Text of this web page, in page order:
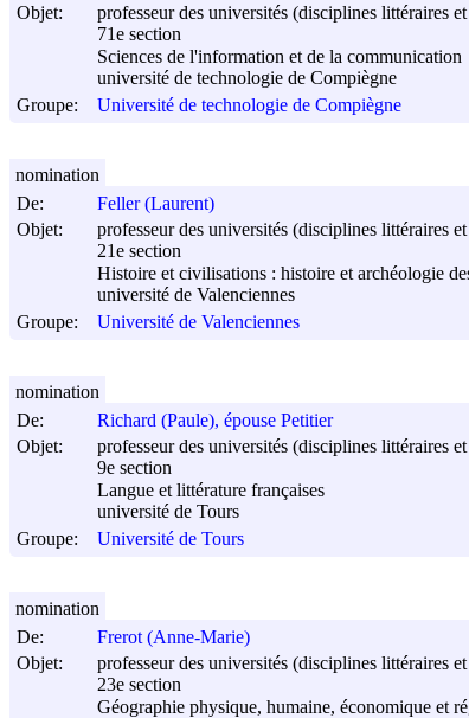
Objet:
professeur des universités (disciplines littéraires
71e section
Sciences de l'information et de la communication
université de technologie de Compiègne
Groupe:
Université de technologie de Compiègne
De:
Feller (Laurent)
Objet:
professeur des universités (disciplines littéraires
21e section
Histoire et civilisations : histoire et archéologie
université de Valenciennes
Groupe:
Université de Valenciennes
nomination
De:
Richard (Paule), épouse Petitier
Objet:
professeur des universités (disciplines littéraires
9e section
Langue et littérature françaises
université de Tours
Groupe:
Université de Tours
nomination
De:
Frerot (Anne-Marie)
Objet:
professeur des universités (disciplines littéraires
23e section
Géographie physique, humaine, économique et
nomination